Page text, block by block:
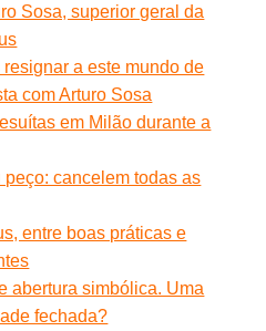
Sosa, superior geral da
a este mundo de
com Arturo Sosa
em Milão durante a
peço: cancelem todas as
entre boas práticas e
abertura simbólica. Uma
fechada?